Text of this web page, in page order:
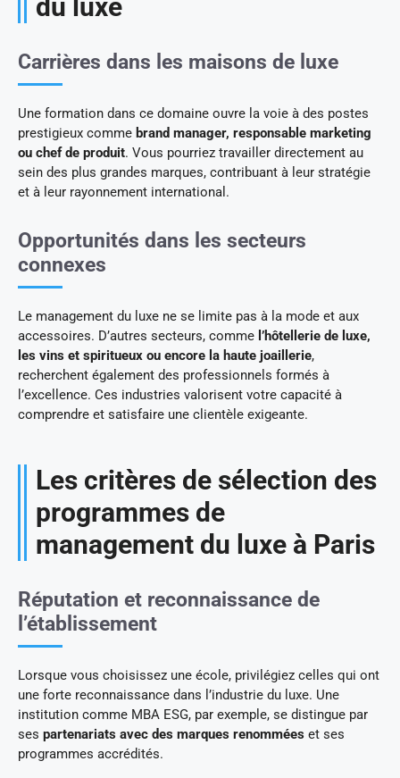
du luxe
Carrières dans les maisons de luxe
Une formation dans ce domaine ouvre la voie à des postes
prestigieux comme brand manager, responsable marketing
ou chef de produit. Vous pourriez travailler directement au
sein des plus grandes marques, contribuant à leur stratégie
et à leur rayonnement international.
Opportunités dans les secteurs
connexes
Le management du luxe ne se limite pas à la mode et aux
accessoires. D’autres secteurs, comme l’hôtellerie de luxe,
les vins et spiritueux ou encore la haute joaillerie,
recherchent également des professionnels formés à
l’excellence. Ces industries valorisent votre capacité à
comprendre et satisfaire une clientèle exigeante.
Les critères de sélection des
programmes de
management du luxe à Paris
Réputation et reconnaissance de
l’établissement
Lorsque vous choisissez une école, privilégiez celles qui ont
une forte reconnaissance dans l’industrie du luxe. Une
institution comme MBA ESG, par exemple, se distingue par
ses partenariats avec des marques renommées et ses
programmes accrédités.